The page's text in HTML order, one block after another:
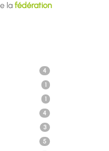
la fédération
4
1
1
4
3
5